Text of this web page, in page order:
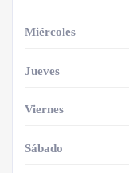
Miércoles
Jueves
Viernes
Sábado